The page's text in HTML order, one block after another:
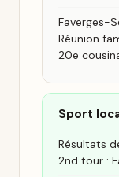
Faverges-
Réunion
20e
Sport
Résultats
2nd tour :